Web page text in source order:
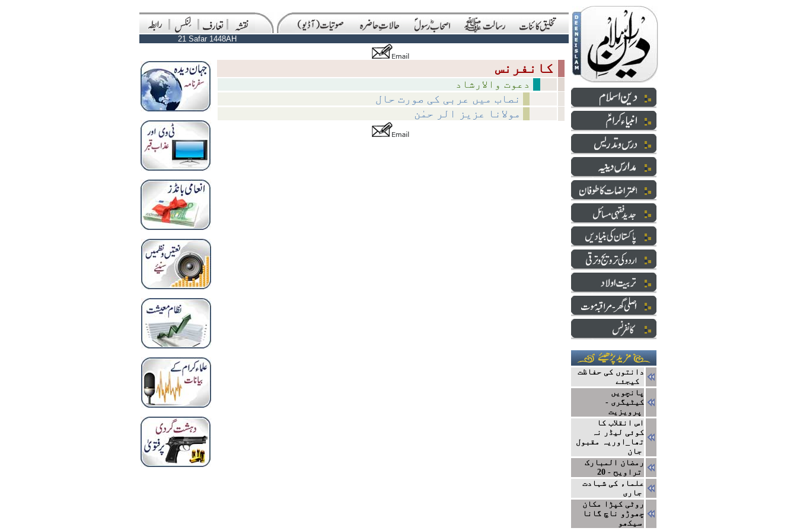
21 Safar 1448AH
نصاب میں عربی کی صورت حال
مولانا عزیز الر حمٰن
دانتوں کی حفاظت
کیجئے
پانچویں
کیٹیگری -
پرویزیت
اس انقلاب کا
کوئی لیڈر نہ
تھا_اوریہ مقبول
جان
رمضان المبارک
تراویح - 20
علماء کی شہادت
جاری
روٹی کپڑا مکان
چھوڑو ناچ گانا
سیکھو